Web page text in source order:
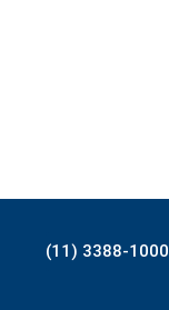
(11) 3388-1000